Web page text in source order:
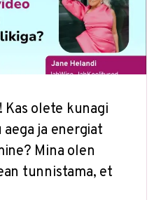
Kas olete kunagi
ja energiat
Mina olen
tunnistama, et